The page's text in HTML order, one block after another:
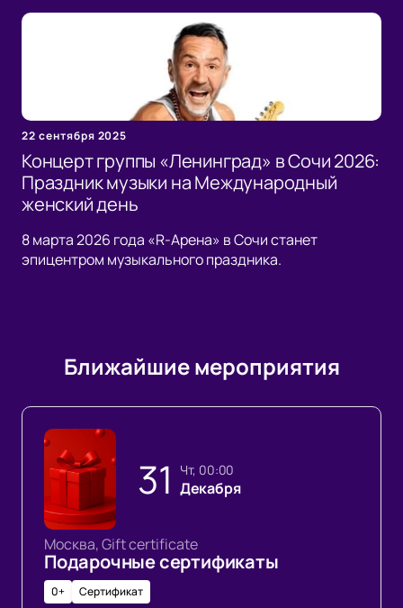
22 сентября 2025
Концерт группы «Ленинград» в Сочи 2026:
Праздник музыки на Международный
женский день
8 марта 2026 года «R-Арена» в Сочи станет
эпицентром музыкального праздника.
Ближайшие мероприятия
31 чт, 00:00
Декабря
Москва, Gift certificate
Подарочные сертификаты
0+ Сертификат